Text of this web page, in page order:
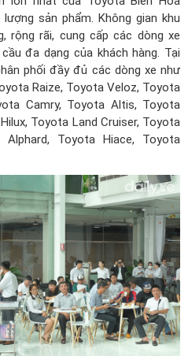
sản phẩm. Không gian khu
rộng rãi, cung cấp các dòng xe
đa dạng của khách hàng. Tại
phối đầy đủ các dòng xe như
Raize, Toyota Veloz, Toyota
Camry, Toyota Altis, Toyota
Toyota Land Cruiser, Toyota
Toyota Hiace, Toyota